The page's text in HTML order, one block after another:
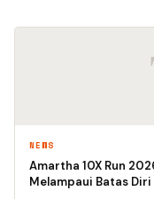
NEWS
Amartha 10X Run
Melampaui Batas Diri